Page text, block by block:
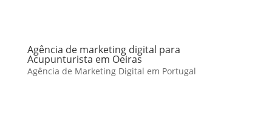
Agência de marketing digital para
Acupunturista em Oeiras
Agência de Marketing Digital em Portugal